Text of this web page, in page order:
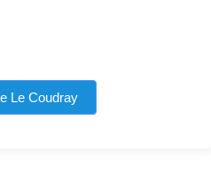
Le Coudray